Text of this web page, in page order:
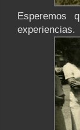
Esperemos
experiencias.